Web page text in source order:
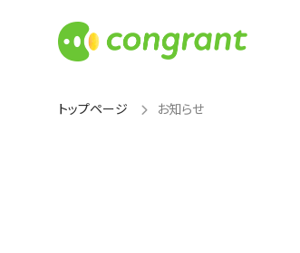
トップページ お知らせ